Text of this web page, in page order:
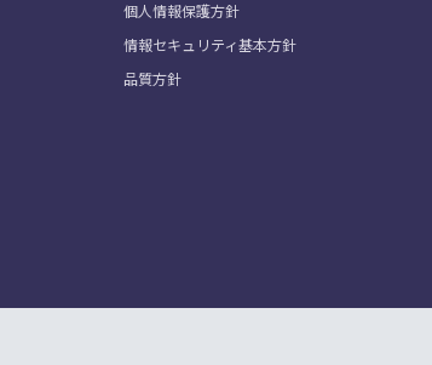
個人情報保護方針
情報セキュリティ基本方針
品質方針